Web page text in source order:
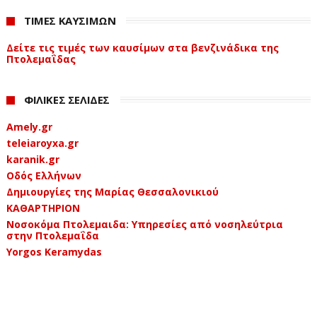
ΤΙΜΕΣ ΚΑΥΣΙΜΩΝ
Δείτε τις τιμές των καυσίμων στα βενζινάδικα της
Πτολεμαΐδας
ΦΙΛΙΚΕΣ ΣΕΛΙΔΕΣ
Amely.gr
teleiaroyxa.gr
karanik.gr
Οδός Ελλήνων
Δημιουργίες της Μαρίας Θεσσαλονικιού
ΚΑΘΑΡΤΗΡΙΟΝ
Νοσοκόμα Πτολεμαιδα: Υπηρεσίες από νοσηλεύτρια
στην Πτολεμαΐδα
Yorgos Keramydas